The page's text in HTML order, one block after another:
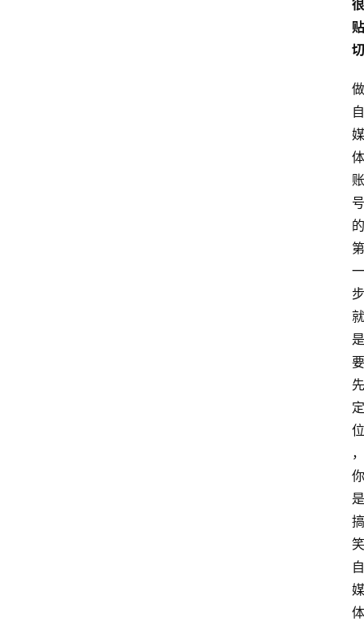
很
贴
切
做
自
媒
体
账
号
的
第
一
步
就
是
要
先
定
位
，
你
是
搞
笑
自
媒
体